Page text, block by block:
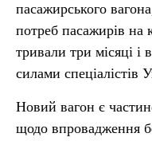
пасажирського
потреб пасажирів на
тривали три місяці
силами спеціалістів
Новий вагон є
щодо впровадження